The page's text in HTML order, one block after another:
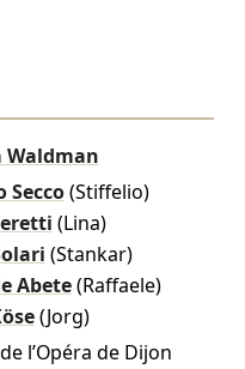
Waldman
Secco (Stiffelio)
(Lina)
(Stankar)
Abete (Raffaele)
(Jorg)
l’Opéra de Dijon